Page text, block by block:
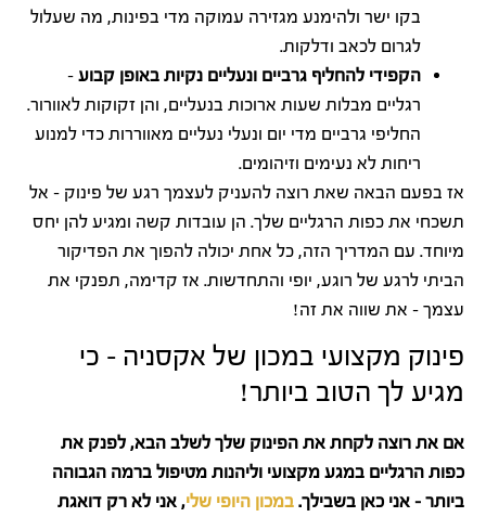
בקו ישר ולהימנע מגזירה עמוקה מדי בפינות, מה שעלול
לגרום לכאב ודלקות.
הקפידי להחליף גרביים ונעליים נקיות באופן קבוע –
רגליים מבלות שעות ארוכות בנעליים, והן זקוקות לאוורור.
החליפי גרביים מדי יום ונעלי נעליים מאווררות כדי למנוע
ריחות לא נעימים וזיהומים.
אז בפעם הבאה שאת רוצה להעניק לעצמך רגע של פינוק – אל
תשכחי את כפות הרגליים שלך. הן עובדות קשה ומגיע להן יחס
מיוחד. עם המדריך הזה, כל אחת יכולה להפוך את הפדיקור
הביתי לרגע של רוגע, יופי והתחדשות. אז קדימה, תפנקי את
עצמך – את שווה את זה!
פינוק מקצועי במכון של אקסניה – כי
מגיע לך הטוב ביותר!
אם את רוצה לקחת את הפינוק שלך לשלב הבא, לפנק את
כפות הרגליים במגע מקצועי וליהנות מטיפול ברמה הגבוהה
ביותר – אני כאן בשבילך. במכון היופי שלי, אני לא רק דואגת